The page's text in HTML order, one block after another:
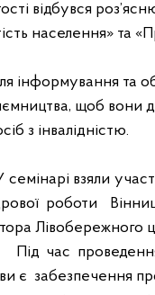
відбувся
населення» та
інформування та
щоб вони
з інвалідністю.
семінарі взяли
роботи
Лівобережного
Під час
є забезпечення